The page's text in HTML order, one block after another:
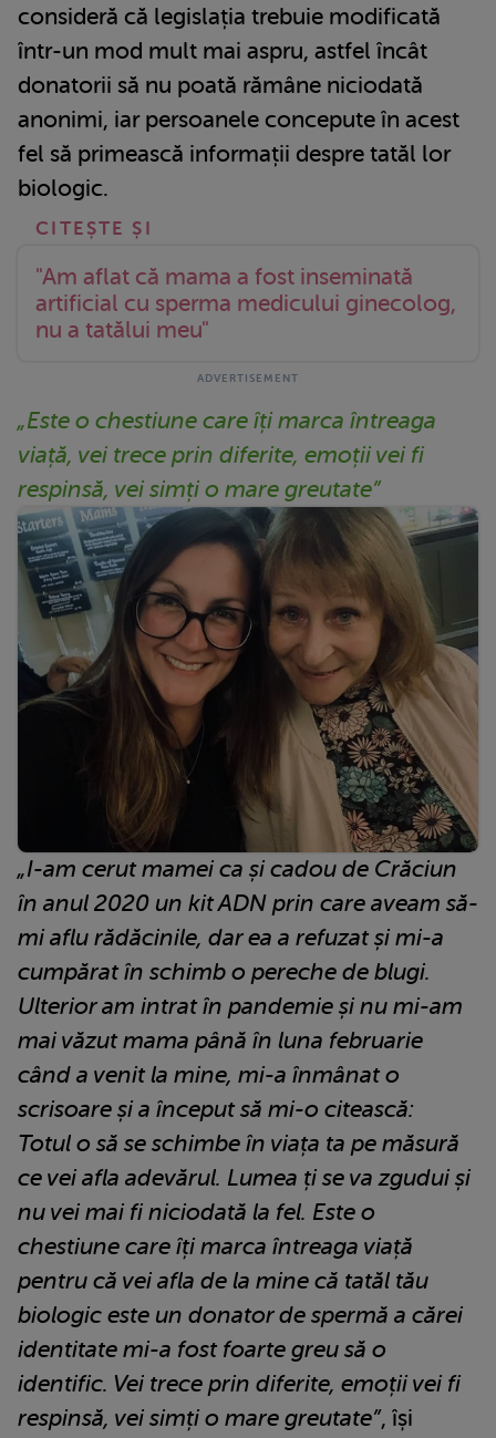
consideră că legislația trebuie modificată
într-un mod mult mai aspru, astfel încât
donatorii să nu poată rămâne niciodată
anonimi, iar persoanele concepute în acest
fel să primească informații despre tatăl lor
biologic.
"Am aflat că mama a fost inseminată
artificial cu sperma medicului ginecolog,
nu a tatălui meu"
„Este o chestiune care îți marca întreaga
viață, vei trece prin diferite, emoții vei fi
respinsă, vei simți o mare greutate”
„I-am cerut mamei ca și cadou de Crăciun
în anul 2020 un kit ADN prin care aveam să-
mi aflu rădăcinile, dar ea a refuzat și mi-a
cumpărat în schimb o pereche de blugi.
Ulterior am intrat în pandemie și nu mi-am
mai văzut mama până în luna februarie
când a venit la mine, mi-a înmânat o
scrisoare și a început să mi-o citească:
Totul o să se schimbe în viața ta pe măsură
ce vei afla adevărul. Lumea ți se va zgudui și
nu vei mai fi niciodată la fel. Este o
chestiune care îți marca întreaga viață
pentru că vei afla de la mine că tatăl tău
biologic este un donator de spermă a cărei
identitate mi-a fost foarte greu să o
identific. Vei trece prin diferite, emoții vei fi
respinsă, vei simți o mare greutate”, își